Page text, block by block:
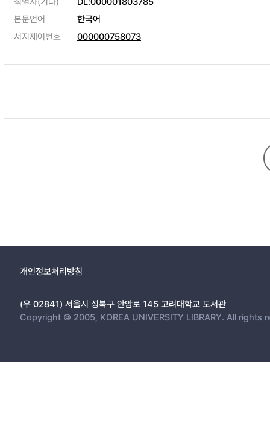
본문언어
한국어
서지제어번호
000000758073
개인정보처리방침
(우 02841) 서울시 성북구 안암로 145 고려대학교 도서관
Copyright © 2005, KOREA UNIVERSITY LIBRARY. All rights